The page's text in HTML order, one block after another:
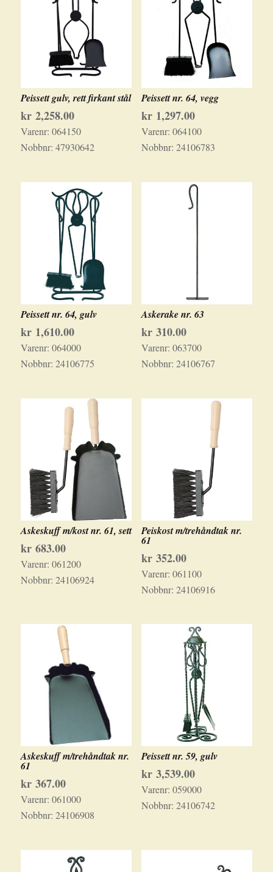
Peissett gulv, rett firkant stål
kr2,258.00
Varenr: 064150
Nobbnr: 47930642
Peissett nr. 64, vegg
kr1,297.00
Varenr: 064100
Nobbnr: 24106783
Peissett nr. 64, gulv
kr1,610.00
Varenr: 064000
Nobbnr: 24106775
Askerake nr. 63
kr310.00
Varenr: 063700
Nobbnr: 24106767
Askeskuff m/kost nr. 61, sett
kr683.00
Varenr: 061200
Nobbnr: 24106924
Peiskost m/trehåndtak nr.
61
kr352.00
Varenr: 061100
Nobbnr: 24106916
Askeskuff m/trehåndtak nr.
61
kr367.00
Varenr: 061000
Nobbnr: 24106908
Peissett nr. 59, gulv
kr3,539.00
Varenr: 059000
Nobbnr: 24106742